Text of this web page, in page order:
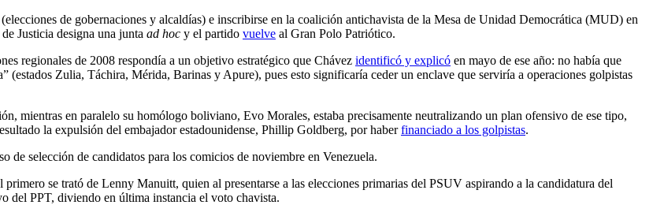
de gobernaciones y alcaldías) e inscribirse en la coalición antichavista de la Mesa de Unidad Democrática (MUD) en
Justicia designa una junta ad hoc y el partido vuelve al Gran Polo Patriótico.
regionales de 2008 respondía a un objetivo estratégico que Chávez identificó y explicó en mayo de ese año: no había que
Zulia, Táchira, Mérida, Barinas y Apure), pues esto significaría ceder un enclave que serviría a operaciones golpistas
mientras en paralelo su homólogo boliviano, Evo Morales, estaba precisamente neutralizando un plan ofensivo de ese tipo,
la expulsión del embajador estadounidense, Phillip Goldberg, por haberfinanciado a los golpistas.
de selección de candidatos para los comicios de noviembre en Venezuela.
primero se trató de Lenny Manuitt, quien al presentarse a las elecciones primarias del PSUV aspirando a la candidatura del
del PPT, diviendo en última instancia el voto chavista.